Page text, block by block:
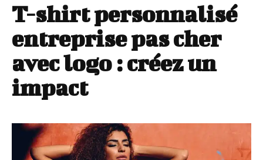
T-shirt personnalisé
entreprise pas cher
avec logo : créez un
impact